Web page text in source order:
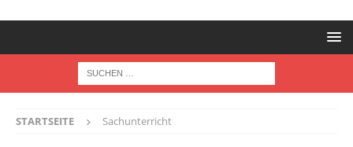
STARTSEITE Sachunterricht